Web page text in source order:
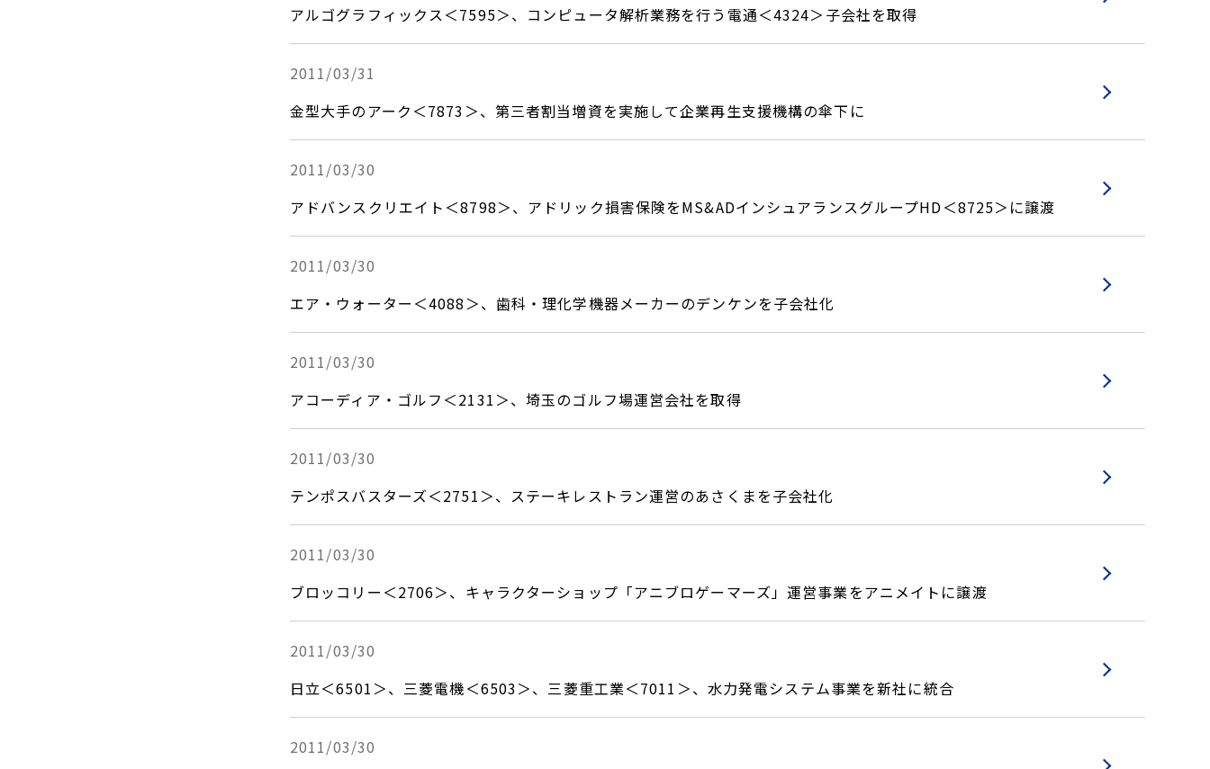
アルゴグラフィックス＜7595＞、コンピュータ解析業務を行う電通＜4324＞子会社を取得
2011/03/31
金型大手のアーク＜7873＞、第三者割当増資を実施して企業再生支援機構の傘下に
2011/03/30
アドバンスクリエイト＜8798＞、アドリック損害保険をMS&ADインシュアランスグループHD＜8725＞に譲渡
2011/03/30
エア・ウォーター＜4088＞、歯科・理化学機器メーカーのデンケンを子会社化
2011/03/30
アコーディア・ゴルフ＜2131＞、埼玉のゴルフ場運営会社を取得
2011/03/30
テンポスバスターズ＜2751＞、ステーキレストラン運営のあさくまを子会社化
2011/03/30
ブロッコリー＜2706＞、キャラクターショップ「アニブロゲーマーズ」運営事業をアニメイトに譲渡
2011/03/30
日立＜6501＞、三菱電機＜6503＞、三菱重工業＜7011＞、水力発電システム事業を新社に統合
2011/03/30